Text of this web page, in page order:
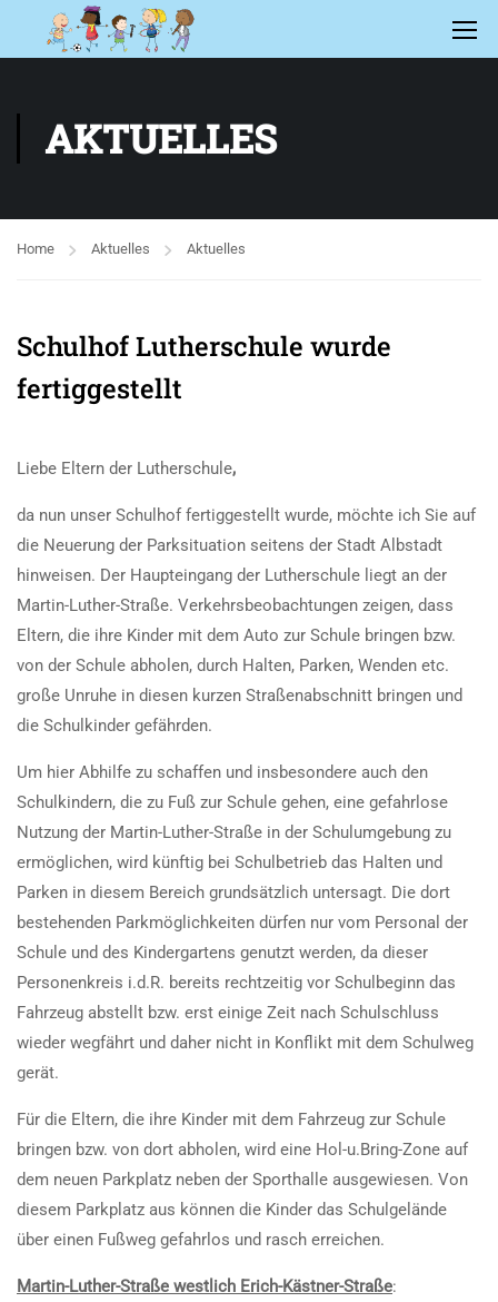
AKTUELLES
Home Aktuelles Aktuelles
Schulhof Lutherschule wurde
fertiggestellt
Liebe Eltern der Lutherschule,
da nun unser Schulhof fertiggestellt wurde, möchte ich Sie auf
die Neuerung der Parksituation seitens der Stadt Albstadt
hinweisen. Der Haupteingang der Lutherschule liegt an der
Martin-Luther-Straße. Verkehrsbeobachtungen zeigen, dass
Eltern, die ihre Kinder mit dem Auto zur Schule bringen bzw.
von der Schule abholen, durch Halten, Parken, Wenden etc.
große Unruhe in diesen kurzen Straßenabschnitt bringen und
die Schulkinder gefährden.
Um hier Abhilfe zu schaffen und insbesondere auch den
Schulkindern, die zu Fuß zur Schule gehen, eine gefahrlose
Nutzung der Martin-Luther-Straße in der Schulumgebung zu
ermöglichen, wird künftig bei Schulbetrieb das Halten und
Parken in diesem Bereich grundsätzlich untersagt. Die dort
bestehenden Parkmöglichkeiten dürfen nur vom Personal der
Schule und des Kindergartens genutzt werden, da dieser
Personenkreis i.d.R. bereits rechtzeitig vor Schulbeginn das
Fahrzeug abstellt bzw. erst einige Zeit nach Schulschluss
wieder wegfährt und daher nicht in Konflikt mit dem Schulweg
gerät.
Für die Eltern, die ihre Kinder mit dem Fahrzeug zur Schule
bringen bzw. von dort abholen, wird eine Hol-u.Bring-Zone auf
dem neuen Parkplatz neben der Sporthalle ausgewiesen. Von
diesem Parkplatz aus können die Kinder das Schulgelände
über einen Fußweg gefahrlos und rasch erreichen.
Martin-Luther-Straße westlich Erich-Kästner-Straße: